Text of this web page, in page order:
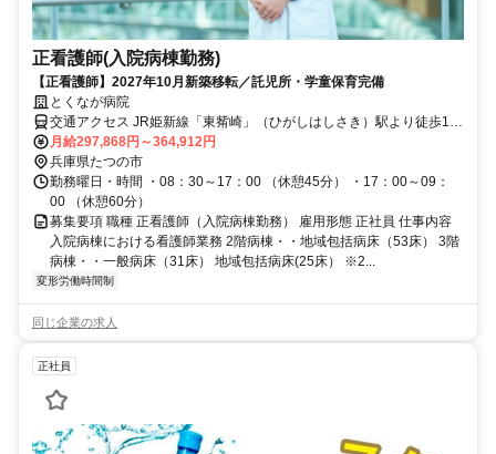
正看護師(入院病棟勤務)
【正看護師】2027年10月新築移転／託児所・学童保育完備
とくなが病院
交通アクセス JR姫新線「東觜崎」（ひがしはしさき）駅より徒歩10
分
月給297,868円～364,912円
兵庫県たつの市
勤務曜日・時間 ・08：30～17：00 （休憩45分） ・17：00～09：
00 （休憩60分）
募集要項 職種 正看護師（入院病棟勤務） 雇用形態 正社員 仕事内容
入院病棟における看護師業務 2階病棟・・地域包括病床（53床） 3階
病棟・・一般病床（31床） 地域包括病床(25床） ※2...
変形労働時間制
同じ企業の求人
正社員